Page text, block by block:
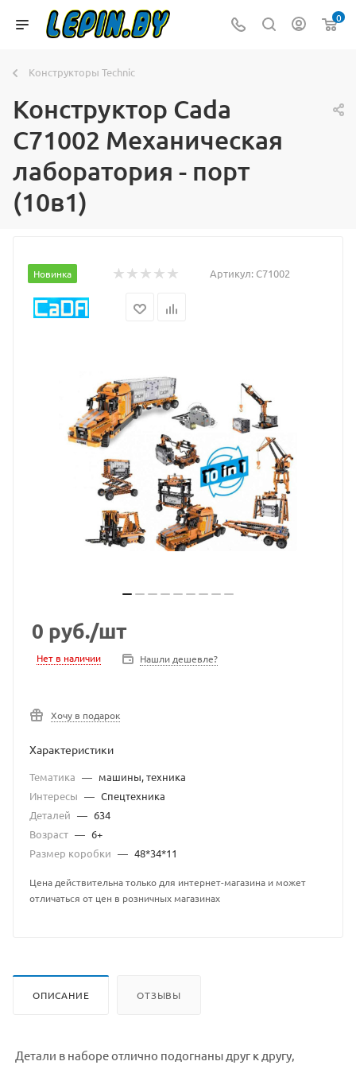
0
Конструкторы Technic
Конструктор Cada
C71002 Механическая
лаборатория - порт
(10в1)
Новинка Артикул:C71002
0 руб./шт
Нет в наличии Нашли дешевле?
Хочу в подарок
Характеристики
Тематика — машины, техника
Интересы — Спецтехника
Деталей — 634
Возраст — 6+
Размер коробки — 48*34*11
Цена действительна только для интернет-магазина и может
отличаться от цен в розничных магазинах
ОПИСАНИЕ ОТЗЫВЫ
Детали в наборе отлично подогнаны друг к другу,